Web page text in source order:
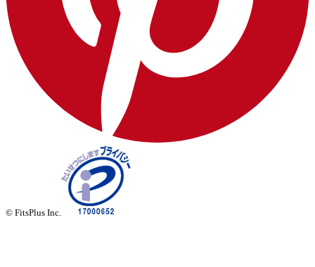
© FitsPlus Inc.